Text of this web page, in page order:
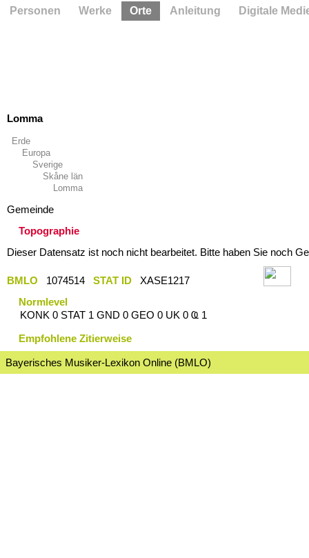
Lomma
Erde
Europa
Sverige
Skåne län
Lomma
Gemeinde
Topographie
Dieser Datensatz ist noch nicht bearbeitet. Bitte haben Sie noch
BMLO 1074514 STAT ID
XASE1217
Normlevel
KONK 0 STAT 1 GND 0 GEO 0 UK 0 Ҩ 1
Empfohlene Zitierweise
Bayerisches Musiker-Lexikon Online (BMLO)
Personen Werke Orte Anleitung Digitale